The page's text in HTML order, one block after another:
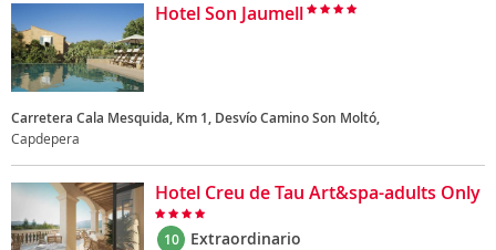
Hotel Son Jaumell
Carretera Cala Mesquida, Km 1, Desvío Camino Son Moltó,
Capdepera
Hotel Creu de Tau Art&spa-adults Only
10 Extraordinario